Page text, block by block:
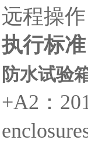
远程操
执行标准
防水试验
+A2：